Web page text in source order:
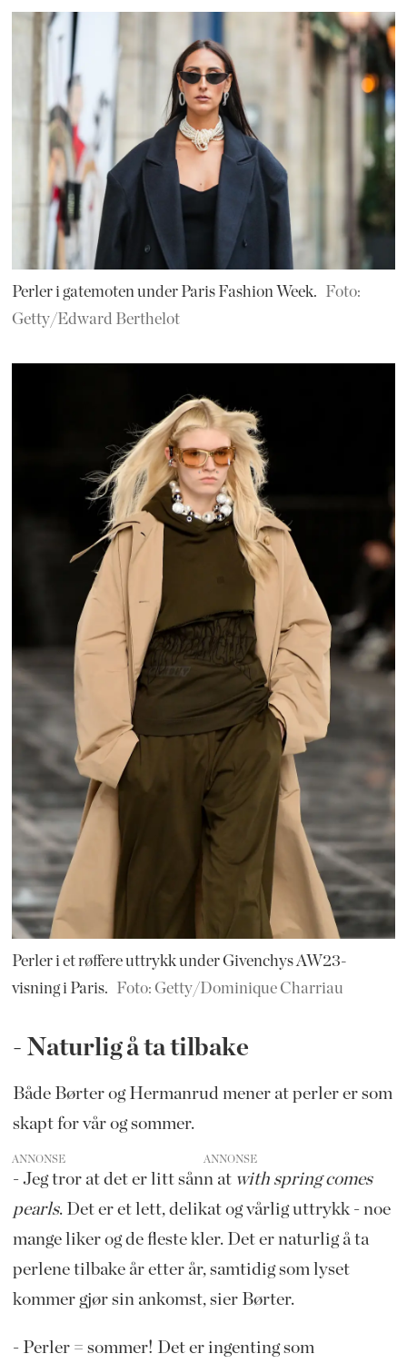
Perler i gatemoten under Paris Fashion Week.
Foto:
Getty/Edward Berthelot
Perler i et røffere uttrykk under Givenchys AW23-
visning i Paris.
Foto: Getty/Dominique Charriau
- Naturlig å ta tilbake
Både Børter og Hermanrud mener at perler er som
skapt for vår og sommer.
ANNONSE
- Jeg tror at det er litt sånn at with spring comes
pearls. Det er et lett, delikat og vårlig uttrykk - noe
mange liker og de fleste kler. Det er naturlig å ta
perlene tilbake år etter år, samtidig som lyset
kommer gjør sin ankomst, sier Børter.
- Perler = sommer! Det er ingenting som